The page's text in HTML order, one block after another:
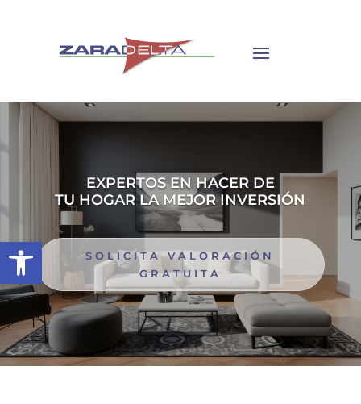
Abrir barra de herramientas
EXPERTOS EN HACER DE
TU HOGAR LA MEJOR INVERSIÓN
SOLICITA VALORACIÓN
GRATUITA